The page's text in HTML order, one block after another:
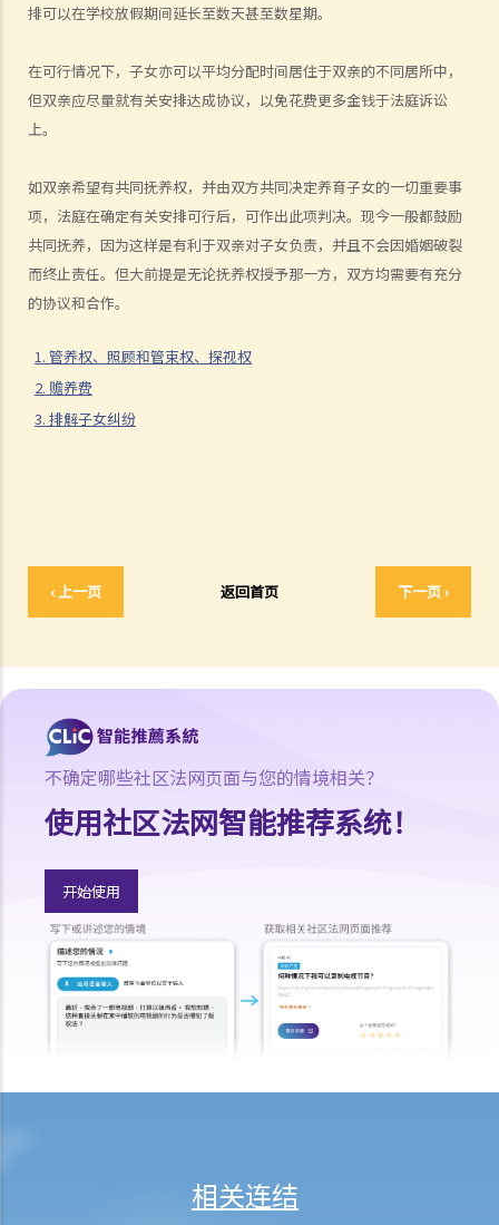
排可以在学校放假期间延长至数天甚至数星期。
在可行情况下，子女亦可以平均分配时间居住于双亲的不同居所中，
但双亲应尽量就有关安排达成协议，以免花费更多金钱于法庭诉讼
上。
如双亲希望有共同抚养权，并由双方共同决定养育子女的一切重要事
项，法庭在确定有关安排可行后，可作出此项判决。现今一般都鼓励
共同抚养，因为这样是有利于双亲对子女负责，并且不会因婚姻破裂
而终止责任。但大前提是无论抚养权授予那一方，双方均需要有充分
的协议和合作。
1. 管养权、照顾和管束权、探视权
2. 赡养费
3. 排解子女纠纷
‹ 上一页 返回首页 下一页 ›
A. 婚姻协议书的法律地位
C. 分居协议
1. 如果夫妻打算离婚，签订分居协议有甚么好处？
2. 如果一方在聆讯前不再同意分居协议的条款，应该怎样处理？
F. 与非香港居民结婚
A. 香港居民与海外人士结婚（中国内地人士除外）
B. 香港永久居民与内地人士结婚
C. 在港就业／就读的海外或中国内地人士的海外配偶（包括中国内地）
G. 已婚人士享有的福利与权益
A. 已婚人士免税额
B. 供养父母及供养祖父母或外祖父母免税额
H. 重婚
及(c)请求取消对方获得附属济助的权利？
I. 同居
C. 保障同居伴侣免受暴力对待
D. 父母的权利
E. 同居关系双方分手
1. 婚前协议和同居协议有甚么区别？
2. 我的伴侣是香港居民，而我不是香港居民。我们一起生活了一年，但
3. 如果我在与伴侣同居时对其居所或所在小区造成损毁，我是否需要承
担任何责任？
J. 变性人的婚姻
1. 我在香港合法结婚。如果后来我的配偶变性，我的婚姻还有效吗？
K. 同性婚姻／公民伙伴关系
1. 假结婚可以被起诉那些刑事罪行以及刑罚是甚么？
不确定哪些社区法网页面与您的情境相关？
使用社区法网智能推荐系统！
开始使用
相关连结